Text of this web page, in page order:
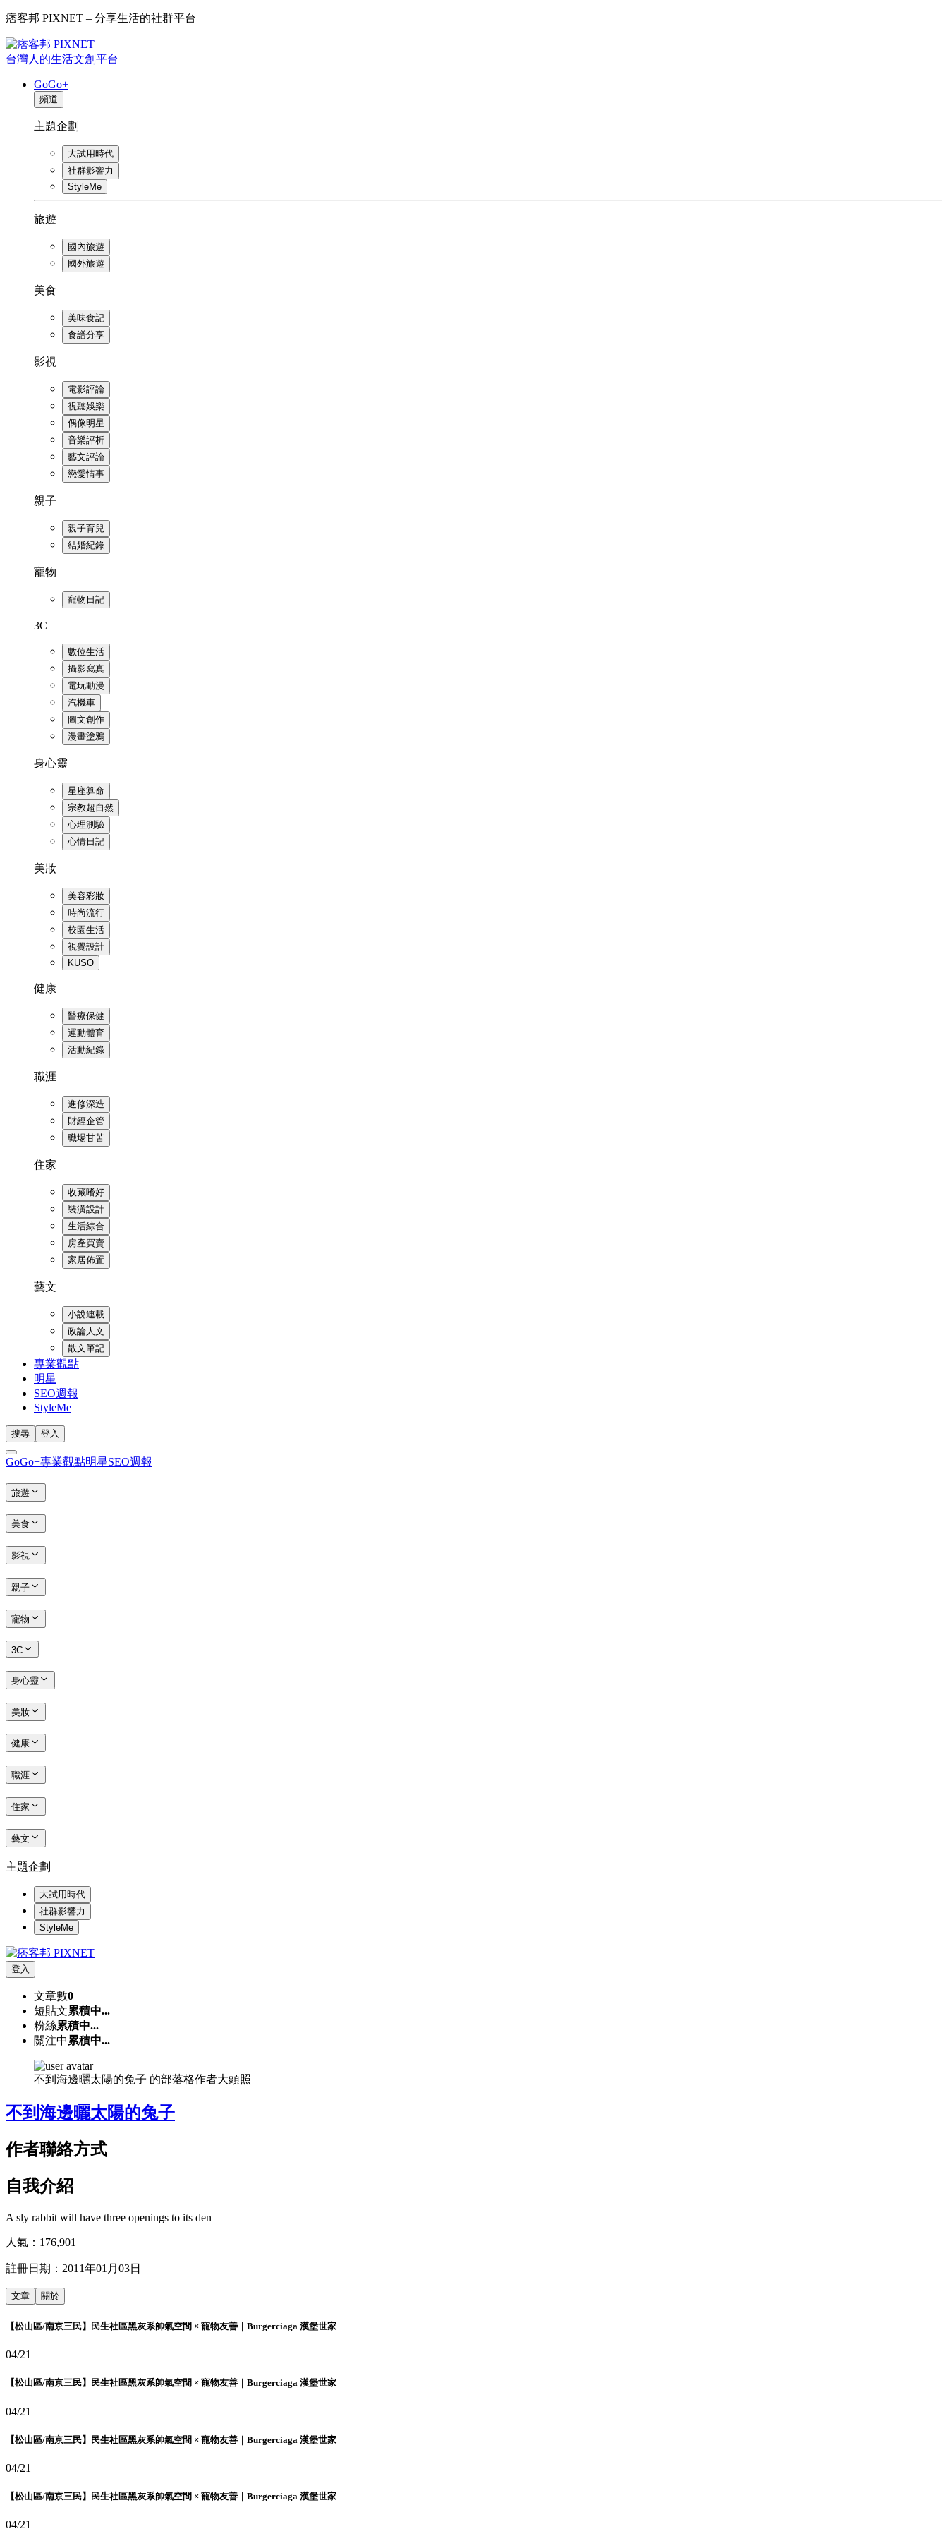
痞客邦 PIXNET – 分享生活的社群平台
台灣人的生活文創平台
GoGo+
頻道
主題企劃
大試用時代
社群影響力
StyleMe
旅遊
國內旅遊
國外旅遊
美食
美味食記
食譜分享
影視
電影評論
視聽娛樂
偶像明星
音樂評析
藝文評論
戀愛情事
親子
親子育兒
結婚紀錄
寵物
寵物日記
3C
數位生活
攝影寫真
電玩動漫
汽機車
圖文創作
漫畫塗鴉
身心靈
星座算命
宗教超自然
心理測驗
心情日記
美妝
美容彩妝
時尚流行
校園生活
視覺設計
KUSO
健康
醫療保健
運動體育
活動紀錄
職涯
進修深造
財經企管
職場甘苦
住家
收藏嗜好
裝潢設計
生活綜合
房產買賣
家居佈置
藝文
小說連載
政論人文
散文筆記
專業觀點
明星
SEO週報
StyleMe
搜尋 登入
GoGo+專業觀點明星SEO週報
旅遊
美食
影視
親子
寵物
3C
身心靈
美妝
健康
職涯
住家
藝文
主題企劃
大試用時代
社群影響力
StyleMe
登入
文章數0
短貼文累積中...
粉絲累積中...
關注中 累積中...
不到海邊曬太陽的兔子 的部落格作者大頭照
不到海邊曬太陽的兔子
作者聯絡方式
自我介紹
A sly rabbit will have three openings to its den
人氣： 176,901
註冊日期： 2011年01月03日
文章 關於
【松山區/南京三民】民生社區黑灰系帥氣空間 × 寵物友善｜Burgerciaga 漢堡世家
04/21
【松山區/南京三民】民生社區黑灰系帥氣空間 × 寵物友善｜Burgerciaga 漢堡世家
04/21
【松山區/南京三民】民生社區黑灰系帥氣空間 × 寵物友善｜Burgerciaga 漢堡世家
04/21
【松山區/南京三民】民生社區黑灰系帥氣空間 × 寵物友善｜Burgerciaga 漢堡世家
04/21